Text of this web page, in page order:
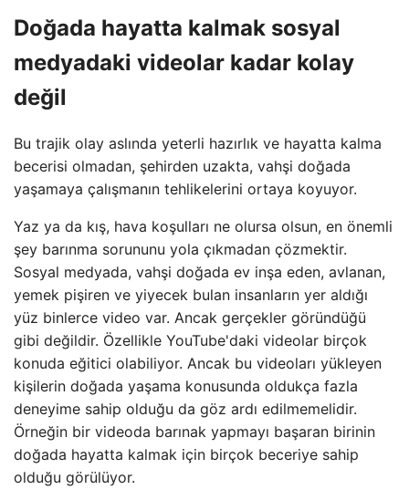
Doğada hayatta kalmak sosyal
medyadaki videolar kadar kolay
değil
Bu trajik olay aslında yeterli hazırlık ve hayatta kalma
becerisi olmadan, şehirden uzakta, vahşi doğada
yaşamaya çalışmanın tehlikelerini ortaya koyuyor.
Yaz ya da kış, hava koşulları ne olursa olsun, en önemli
şey barınma sorununu yola çıkmadan çözmektir.
Sosyal medyada, vahşi doğada ev inşa eden, avlanan,
yemek pişiren ve yiyecek bulan insanların yer aldığı
yüz binlerce video var. Ancak gerçekler göründüğü
gibi değildir. Özellikle YouTube'daki videolar birçok
konuda eğitici olabiliyor. Ancak bu videoları yükleyen
kişilerin doğada yaşama konusunda oldukça fazla
deneyime sahip olduğu da göz ardı edilmemelidir.
Örneğin bir videoda barınak yapmayı başaran birinin
doğada hayatta kalmak için birçok beceriye sahip
olduğu görülüyor.